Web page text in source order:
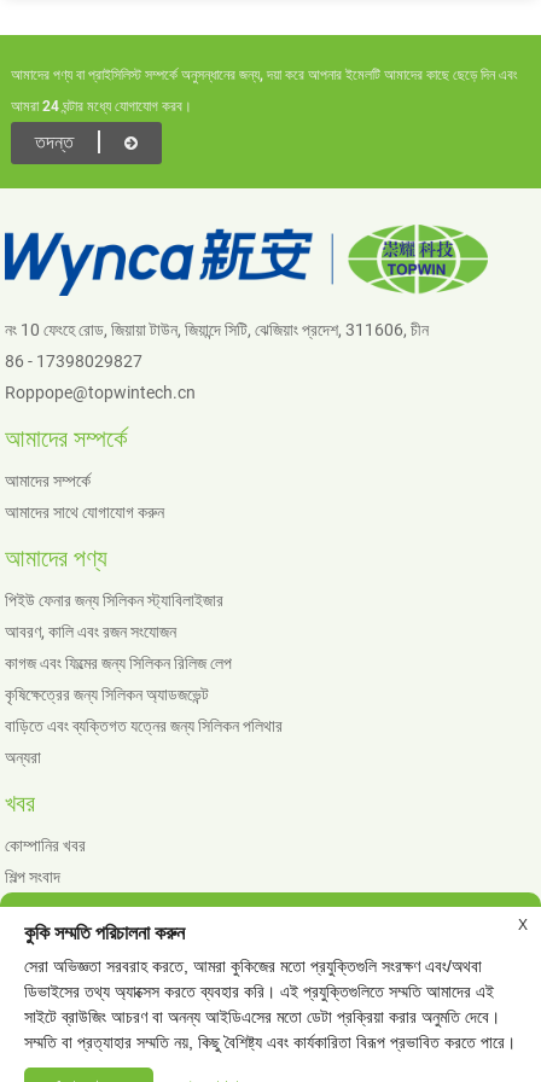
আমাদের পণ্য বা প্রাইসিলিস্ট সম্পর্কে অনুসন্ধানের জন্য, দয়া করে আপনার ইমেলটি আমাদের কাছে ছেড়ে দিন এবং
আমরা 24 ঘন্টার মধ্যে যোগাযোগ করব।
তদন্ত
নং 10 ফেংহে রোড, জিয়ায়া টাউন, জিয়ান্দে সিটি, ঝেজিয়াং প্রদেশ, 311606, চীন
86 - 17398029827
Roppope@topwintech.cn
আমাদের সম্পর্কে
আমাদের সম্পর্কে
আমাদের সাথে যোগাযোগ করুন
আমাদের পণ্য
পিইউ ফেনার জন্য সিলিকন স্ট্যাবিলাইজার
আবরণ, কালি এবং রজন সংযোজন
কাগজ এবং ফিল্মের জন্য সিলিকন রিলিজ লেপ
কৃষিক্ষেত্রের জন্য সিলিকন অ্যাডজভেন্ট
বাড়িতে এবং ব্যক্তিগত যত্নের জন্য সিলিকন পলিথার
অন্যরা
খবর
কোম্পানির খবর
শিল্প সংবাদ
© কপিরাইট - 2010 - 2023: সমস্ত অধিকার সংরক্ষিত।
গরম পণ্য-সাইটম্যাপ-বিশেষ
সিলিকন ইউভি রজন অ্যাডিটিভস,পিইউ ফোমের জন্য পরিবর্তিত সিলিকন তেল,
ক্ষত ড্রেসিংয়ের জন্য সিলিকন অ্যাডিটিভস নমনীয় ফেনা অ্যাডিটিভস ড্রিফ্ট রিটার্ড্যান্ট স্প্রেডার
কুকি সম্মতি পরিচালনা করুন
সেরা অভিজ্ঞতা সরবরাহ করতে, আমরা কুকিজের মতো প্রযুক্তিগুলি সংরক্ষণ এবং/অথবা
ডিভাইসের তথ্য অ্যাক্সেস করতে ব্যবহার করি। এই প্রযুক্তিগুলিতে সম্মতি আমাদের এই
সাইটে ব্রাউজিং আচরণ বা অনন্য আইডিএসের মতো ডেটা প্রক্রিয়া করার অনুমতি দেবে।
সম্মতি বা প্রত্যাহার সম্মতি নয়, কিছু বৈশিষ্ট্য এবং কার্যকারিতা বিরূপ প্রভাবিত করতে পারে।
X